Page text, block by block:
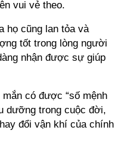
vui vẻ theo.
họ cũng lan tỏa và
tốt trong lòng người
nhận được sự giúp
có được “số mệnh
dưỡng trong cuộc đời,
đổi vận khí của chính